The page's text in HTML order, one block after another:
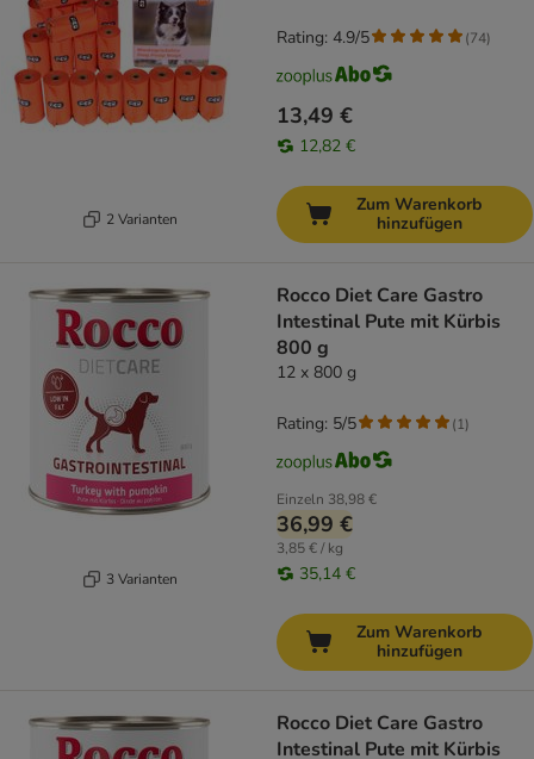
2 Varianten
13,49 €
12,82 €
Rating: 4.9/5 (74)
Zum Warenkorb
hinzufügen
3 Varianten
Rocco Diet Care Gastro
Intestinal Pute mit Kürbis
800 g
12 x 800 g
Einzeln 38,98 €
36,99 €
3,85 € / kg
35,14 €
Rating: 5/5 (1)
Zum Warenkorb
hinzufügen
Rocco Diet Care Gastro
Intestinal Pute mit Kürbis